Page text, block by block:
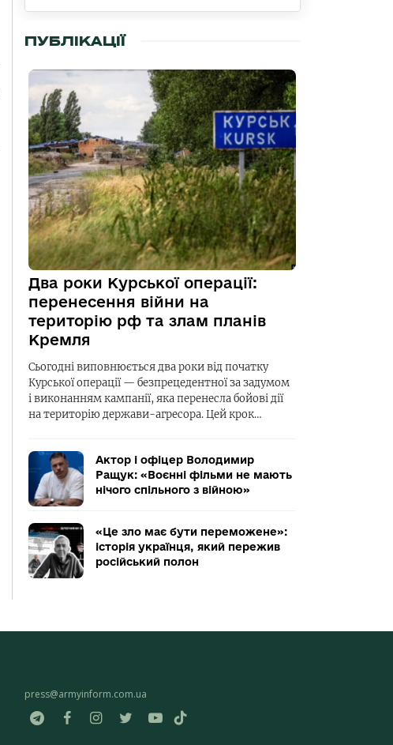
ПУБЛІКАЦІЇ
Два роки Курської операції:
перенесення війни на
територію рф та злам планів
Кремля
Сьогодні виповнюється два роки від початку
Курської операції — безпрецедентної за задумом
і виконанням кампанії, яка перенесла бойові дії
на територію держави-агресора. Цей крок…
Актор і офіцер Володимир
Ращук: «Воєнні фільми не мають
нічого спільного з війною»
«Це зло має бути переможене»:
історія українця, який пережив
російський полон
press@armyinform.com.ua